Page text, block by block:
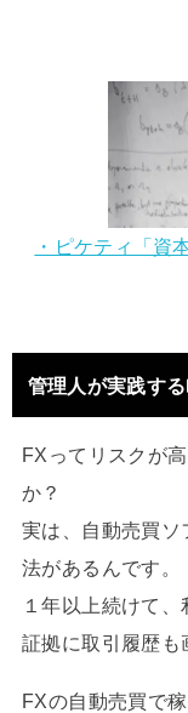
・ピケティ「資
管理人が実践す
FXってリスクが
か？
実は、自動売買
法があるんです。
１年以上続けて、
証拠に取引履歴も
FXの自動売買で